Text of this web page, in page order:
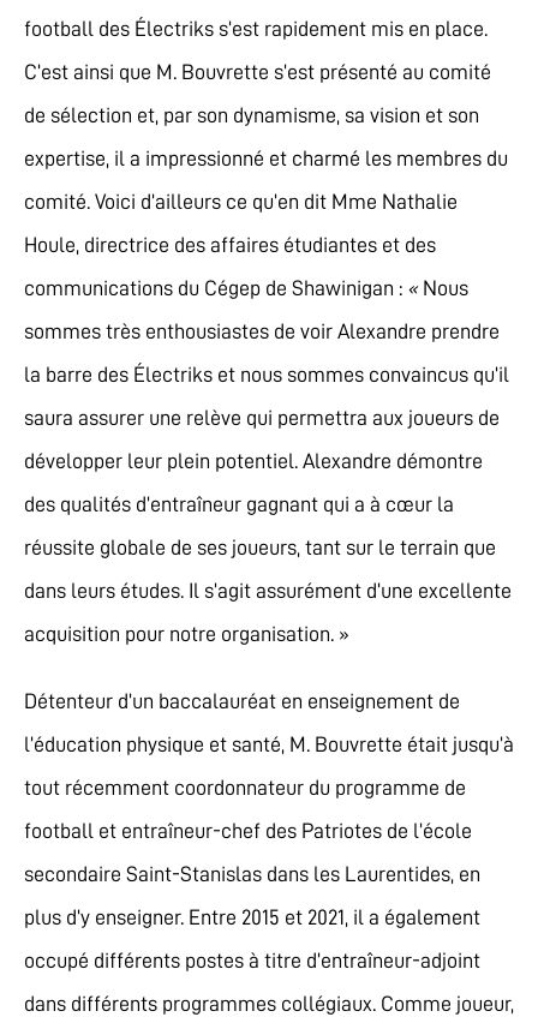
football des Électriks s’est rapidement mis en place.
C’est ainsi que M. Bouvrette s’est présenté au comité
de sélection et, par son dynamisme, sa vision et son
expertise, il a impressionné et charmé les membres du
comité. Voici d’ailleurs ce qu’en dit Mme Nathalie
Houle, directrice des affaires étudiantes et des
communications du Cégep de Shawinigan : « Nous
sommes très enthousiastes de voir Alexandre prendre
la barre des Électriks et nous sommes convaincus qu’il
saura assurer une relève qui permettra aux joueurs de
développer leur plein potentiel. Alexandre démontre
des qualités d’entraîneur gagnant qui a à cœur la
réussite globale de ses joueurs, tant sur le terrain que
dans leurs études. Il s’agit assurément d’une excellente
acquisition pour notre organisation. »
Détenteur d’un baccalauréat en enseignement de
l’éducation physique et santé, M. Bouvrette était jusqu’à
tout récemment coordonnateur du programme de
football et entraîneur-chef des Patriotes de l’école
secondaire Saint-Stanislas dans les Laurentides, en
plus d’y enseigner. Entre 2015 et 2021, il a également
occupé différents postes à titre d’entraîneur-adjoint
dans différents programmes collégiaux. Comme joueur,